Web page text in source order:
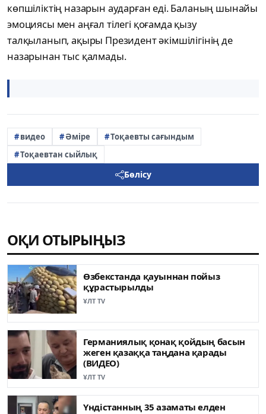
көпшіліктің назарын аударған еді. Баланың шынайы
эмоциясы мен аңғал тілегі қоғамда қызу
талқыланып, ақыры Президент әкімшілігінің де
назарынан тыс қалмады.
видео Әміре
Тоқаевты сағындым
Тоқаевтан сыйлық
Бөлісу
ОҚИ ОТЫРЫҢЫЗ
Өзбекстанда қауыннан пойыз
құрастырылды
ҰЛТ TV
Германиялық қонақ қойдың басын
жеген қазаққа таңдана қарады
(ВИДЕО)
ҰЛТ TV
Үндістанның 35 азаматы елден